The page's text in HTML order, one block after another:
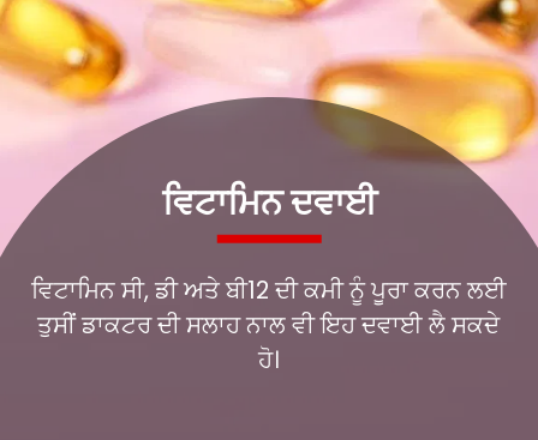
ਵਿਟਾਮਿਨ ਸੀ, ਡੀ ਅਤੇ ਬੀ12 ਦੀ ਕਮੀ ਨੂੰ ਪੂਰਾ ਕਰਨ ਲਈ
ਤੁਸੀਂ ਡਾਕਟਰ ਦੀ ਸਲਾਹ ਨਾਲ ਵੀ ਇਹ ਦਵਾਈ ਲੈ ਸਕਦੇ
ਵਿਟਾਮਿਨ ਦਵਾਈ